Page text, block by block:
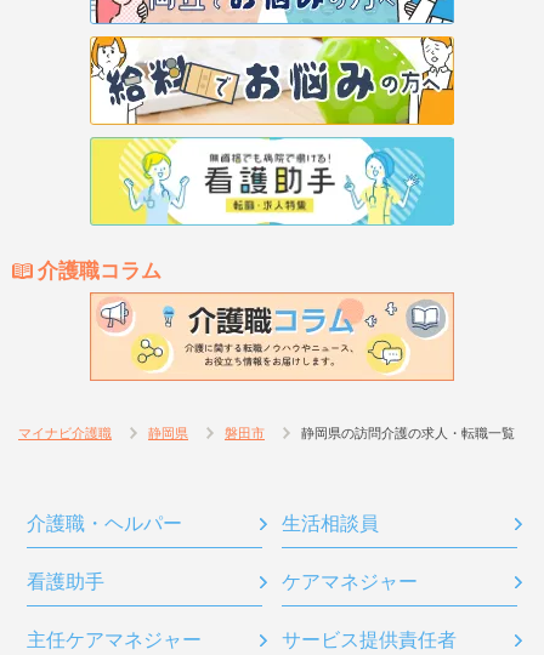
介護職コラム
マイナビ介護職 静岡県 磐田市 静岡県の訪問介護の求人・転職一覧
介護職・ヘルパー 生活相談員
看護助手 ケアマネジャー
主任ケアマネジャー サービス提供責任者